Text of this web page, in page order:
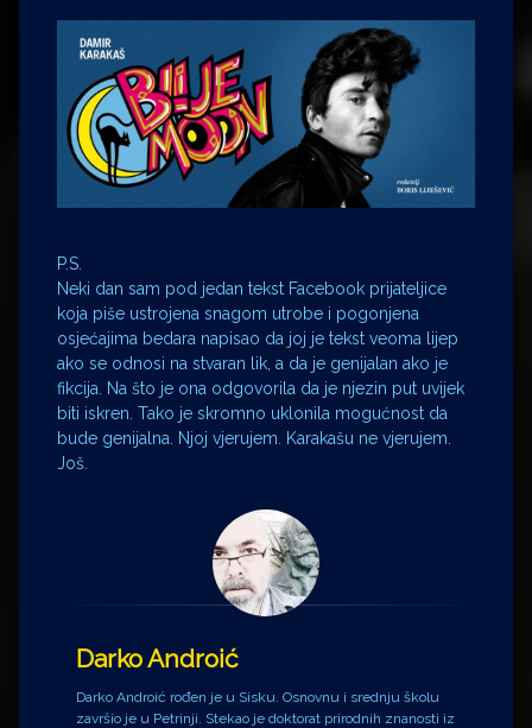
P.S.
Neki dan sam pod jedan tekst Facebook prijateljice
koja piše ustrojena snagom utrobe i pogonjena
osjećajima bedara napisao da joj je tekst veoma lijep
ako se odnosi na stvaran lik, a da je genijalan ako je
fikcija. Na što je ona odgovorila da je njezin put uvijek
biti iskren. Tako je skromno uklonila mogućnost da
bude genijalna. Njoj vjerujem. Karakašu ne vjerujem.
Još.
Darko Androić
Darko Androić rođen je u Sisku. Osnovnu i srednju školu
završio je u Petrinji. Stekao je doktorat prirodnih znanosti iz